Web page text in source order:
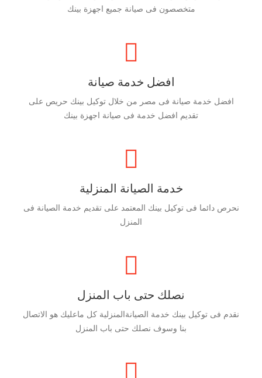
متخصصون فى صيانة جميع اجهزة بينك
افضل خدمة صيانة
افضل خدمة صيانة فى مصر من خلال توكيل بينك حريص على
تقديم افضل خدمة فى صيانة اجهزة بينك
خدمة الصيانة المنزلية
نحرص دائما فى توكيل بينك المعتمد على تقديم خدمة الصيانة فى
المنزل
نصلك حتى باب المنزل
نقدم فى توكيل بينك خدمة الصيانةالمنزلية كل ماعليك هو الاتصال
بنا وسوف نصلك حتى باب المنزل